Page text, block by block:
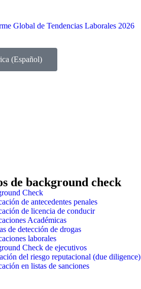
Global de Tendencias Laborales 2026
(Español)
de background check
Check
de antecedentes penales
de licencia de conducir
Académicas
de detección de drogas
laborales
Check de ejecutivos
del riesgo reputacional (due diligence)
en listas de sanciones